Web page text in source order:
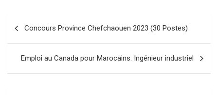
l’article
Concours Province Chefchaouen 2023 (30 Postes)
Emploi au Canada pour Marocains: Ingénieur industriel